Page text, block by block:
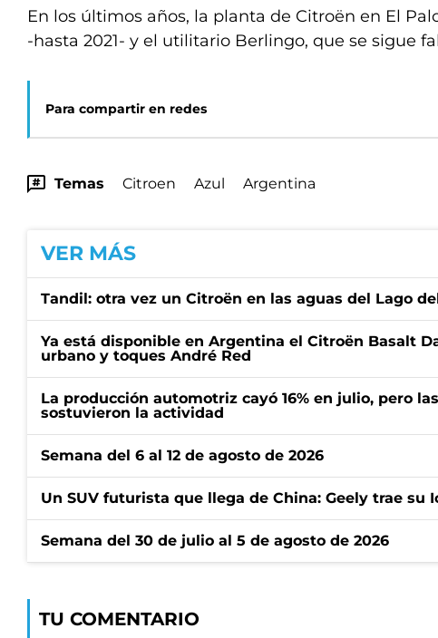
En los últimos años, la planta de Citroën en El
-hasta 2021- y el utilitario Berlingo, que se sigue
Para compartir en redes
Temas Citroen Azul Argentina
VER MÁS
Tandil: otra vez un Citroën en las aguas del Lago
Ya está disponible en Argentina el Citroën Basalt
urbano y toques André Red
La producción automotriz cayó 16% en julio, pero
sostuvieron la actividad
Semana del 6 al 12 de agosto de 2026
Un SUV futurista que llega de China: Geely trae su
Semana del 30 de julio al 5 de agosto de 2026
TU COMENTARIO